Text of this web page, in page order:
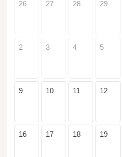
26 27 28 29
2 3 4 5
9 10 11 12
16 17 18 19